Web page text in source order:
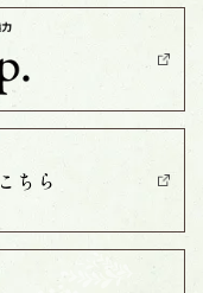
こちら